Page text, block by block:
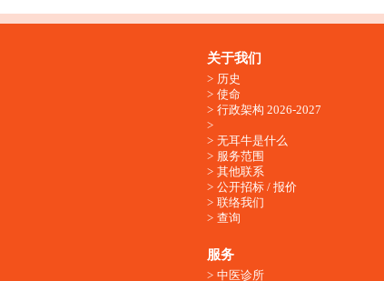
关于我们
历史
使命
行政架构 2026-2027
无耳牛是什么
服务范围
其他联系
公开招标 / 报价
联络我们
查询
服务
中医诊所